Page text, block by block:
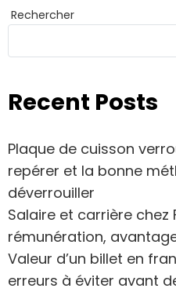
Rechercher
Recent Posts
Plaque de cuisson
repérer et la bonne
déverrouiller
Salaire et carrière chez
rémunération,
Valeur d’un billet en
erreurs à éviter avant